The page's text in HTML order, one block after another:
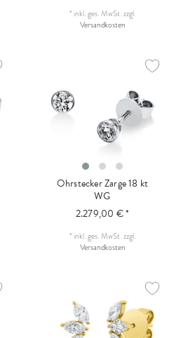
* inkl. ges. MwSt.zzgl.
Versandkosten
Ohrstecker Zarge 18 kt
WG
2.279,00 € *
* inkl. ges. MwSt.zzgl.
Versandkosten